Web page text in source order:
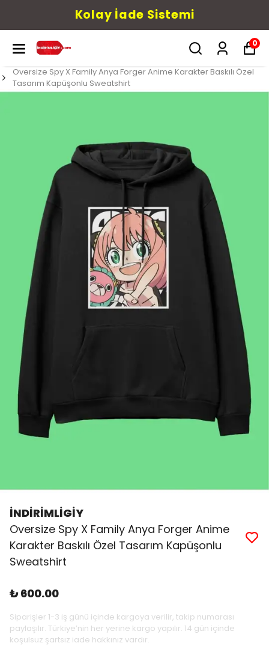
Kolay İade Sistemi
0
Oversize Spy X Family Anya Forger Anime Karakter Baskılı Özel
Tasarım Kapüşonlu Sweatshirt
İNDİRİMLİGİY
Oversize Spy X Family Anya Forger Anime
Karakter Baskılı Özel Tasarım Kapüşonlu
Sweatshirt
₺ 600.00
Siparişler 1-3 iş günü içinde kargoya verilir, takip numarası
paylaşılır. Türkiye’nin her yerine kargo yapılır. 14 gün içinde
koşulsuz şartsız iade hakkınız vardır.